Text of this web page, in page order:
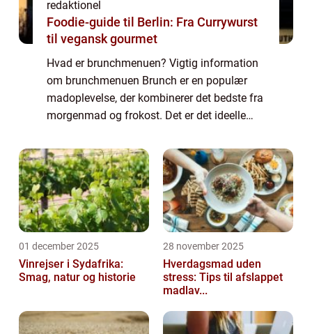
redaktionel
Foodie-guide til Berlin: Fra Currywurst
til vegansk gourmet
Hvad er brunchmenuen? Vigtig information
om brunchmenuen Brunch er en populær
madoplevelse, der kombinerer det bedste fra
morgenmad og frokost. Det er det ideelle
afslappet weekendmorgen med lækker mad
og godt se...
01 december 2025
Vinrejser i Sydafrika:
Smag, natur og historie
28 november 2025
Hverdagsmad uden
stress: Tips til afslappet
madlav...